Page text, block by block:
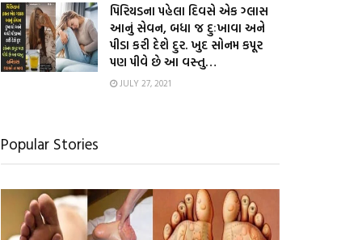
પિરિયડના પહેલા દિવસે એક ગ્લાસ
આનું સેવન, બધા જ દુઃખાવા અને
પીડા કરી દેશે દુર. ખુદ સોનમ કપૂર
પણ પીવે છે આ વસ્તુ…
JULY 27, 2021
Popular Stories